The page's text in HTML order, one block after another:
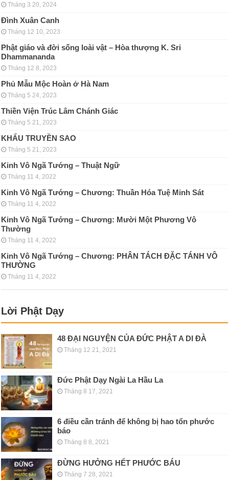
Tháng 3 20, 2024
Đình Xuân Canh
Tháng 12 10, 2023
Phật giáo và đời sống loài vật – Hòa thượng K. Sri
Dhammananda
Tháng 12 8, 2023
Phủ Mẫu Mộc Hoàn ở Hà Nam
Tháng 5 24, 2023
Thiền Viện Trúc Lâm Chánh Giác
Tháng 5 21, 2023
KHẨU TRUYỀN SAO
Tháng 5 21, 2023
Kinh Vô Ngã Tướng – Thuật Ngữ
Tháng 11 4, 2022
Kinh Vô Ngã Tướng – Chương: Thuần Hóa Tuệ Minh Sát
Tháng 11 4, 2022
Kinh Vô Ngã Tướng – Chương: Mười Một Phương Vô
Thường
Tháng 11 4, 2022
Kinh Vô Ngã Tướng – Chương: PHÂN TÁCH ÐẶC TÁNH VÔ
THƯỜNG
Tháng 11 4, 2022
Lời Phật Dạy
48 ĐẠI NGUYỆN CỦA ĐỨC PHẬT A DI ĐÀ
Tháng 12 21, 2021
Đức Phật Dạy Ngài La Hầu La
Tháng 8 17, 2021
6 điều cần tránh để không bị hao tổn phước
báo
Tháng 8 8, 2021
ĐỪNG HƯỞNG HẾT PHƯỚC BÁU
Tháng 7 28, 2021